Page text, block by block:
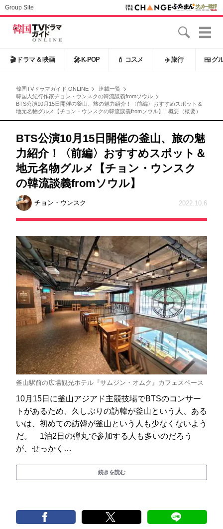
Group Site
🎬 ドラマ & 映画 🎤 K-POP 💄 コスメ ✈️旅行 🍱 グ
韓国TVドラマガイド ONLINE
連載一覧
韓国人紀行作家チョン・ウンスクの韓流談義fromソウル
BTS公演10月15日開催の釜山、旅の魅力紹介！〈前編〉おすすめスポット＆
地元名物グルメ【チョン・ウンスクの韓流談義fromソウル】 | 概要（概要）
BTS公演10月15日開催の釜山、旅の魅
力紹介！〈前編〉おすすめスポット＆
地元名物グルメ【チョン・ウンスク
の韓流談義fromソウル】
チョン・ウンスク 2022.10.6
釜山駅前の広場観光ホテル『サムジン・オムク』カフェスペース
10月15日に釜山アジアド主競技場でBTSのコンサー
トがあるため、久しぶりの訪韓が釜山という人、ある
いは、初めての訪韓が釜山という人も少なくないよう
だ。 1泊2日の弾丸で参加する人も多いのだろう
が、せっかく…
続きを読む